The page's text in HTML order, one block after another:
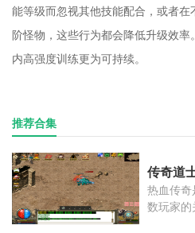
能等级而忽视其他技能配合，或者
阶怪物，这些行为都会降低升级效
内高强度训练更为可持续。
推荐合集
传奇道
热血传奇
数玩家的